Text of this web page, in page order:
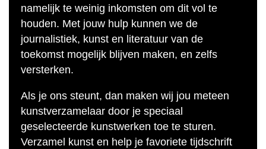
namelijk te weinig inkomsten om dit vol te
houden. Met jouw hulp kunnen we de
journalistiek, kunst en literatuur van de
toekomst mogelijk blijven maken, en zelfs
versterken.
Als je ons steunt, dan maken wij jou meteen
kunstverzamelaar door je speciaal
geselecteerde kunstwerken toe te sturen.
Verzamel kunst en help je favoriete tijdschrift